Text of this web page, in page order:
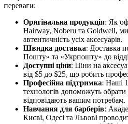
переваги:
Оригінальна продукція: Як
Hairway, Noberu та Goldwell,
автентичність усіх аксесуарів.
Швидка доставка: Доставка
Пошту» та «Укрпошту» до
Доступні ціни: Ціни на
від $5 до $25, що робить
Професійна підтримка: Наші
технологів допоможуть обрати
відповідають вашим потребам.
Навчання для барберів:
Києві, Одесі та Львові